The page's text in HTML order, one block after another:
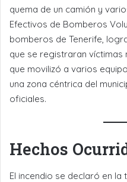
quema de un camión y
Efectivos de Bomberos
bomberos de Tenerife,
que se registraran víctimas
que movilizó a varios
una zona céntrica del
oficiales.
Hechos
El incendio se declaró en